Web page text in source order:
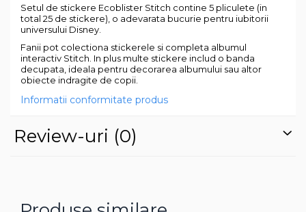
Jucarii muzicale
Jucării ȋndemânare
Masinute si trenulete
Roboti de jucarie
Setul de stickere Ecoblister Stitch contine 5 pliculete (in
total 25 de stickere), o adevarata bucurie pentru iubitorii
universului Disney.
Fanii pot colectiona stickerele si completa albumul
interactiv Stitch. In plus multe stickere includ o banda
decupata, ideala pentru decorarea albumului sau altor
obiecte indragite de copii.
Informatii conformitate produs
Review-uri (0)